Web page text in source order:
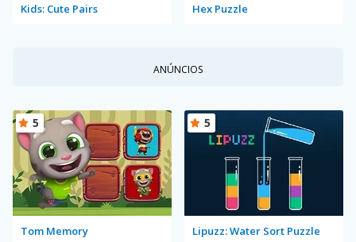
Kids: Cute Pairs Hex Puzzle
ANÚNCIOS
Tom Memory
5
Lipuzz: Water Sort Puzzle
5